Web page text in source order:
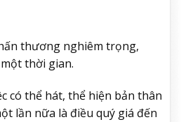
thương nghiêm trọng,
thời gian.
có thể hát, thể hiện bản thân
lần nữa là điều quý giá đến